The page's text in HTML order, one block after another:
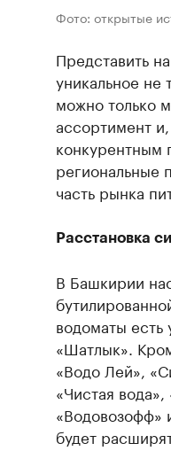
Фото: открытые
Представить
уникальное не
можно только
ассортимент
конкурентным
региональные
часть рынка
Расстановка
В Башкирии
водоматы есть
«Шатлык».
«Водо Лей»,
«Чистая
«Водовозофф»
будет